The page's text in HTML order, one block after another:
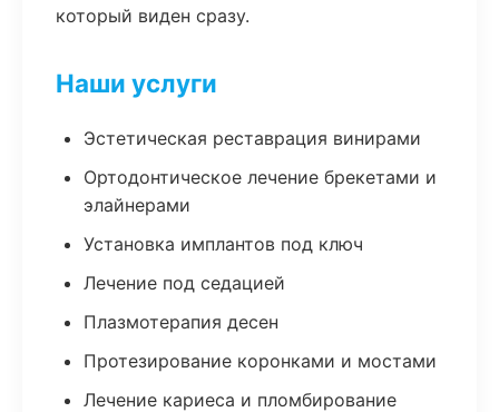
который виден сразу.
Наши услуги
Эстетическая реставрация винирами
Ортодонтическое лечение брекетами и
элайнерами
Установка имплантов под ключ
Лечение под седацией
Плазмотерапия десен
Протезирование коронками и мостами
Лечение кариеса и пломбирование